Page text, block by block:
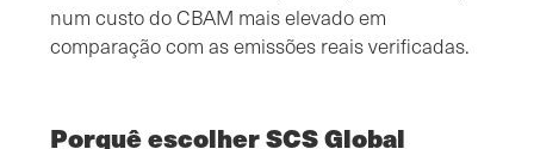
num custo do CBAM mais elevado em
comparação com as emissões reais verificadas.
Porquê escolher SCS Global